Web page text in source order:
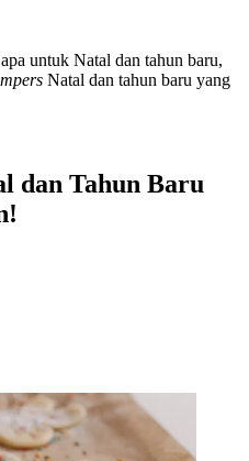
untuk Natal dan tahun baru,
Natal dan tahun baru yang
dan Tahun Baru